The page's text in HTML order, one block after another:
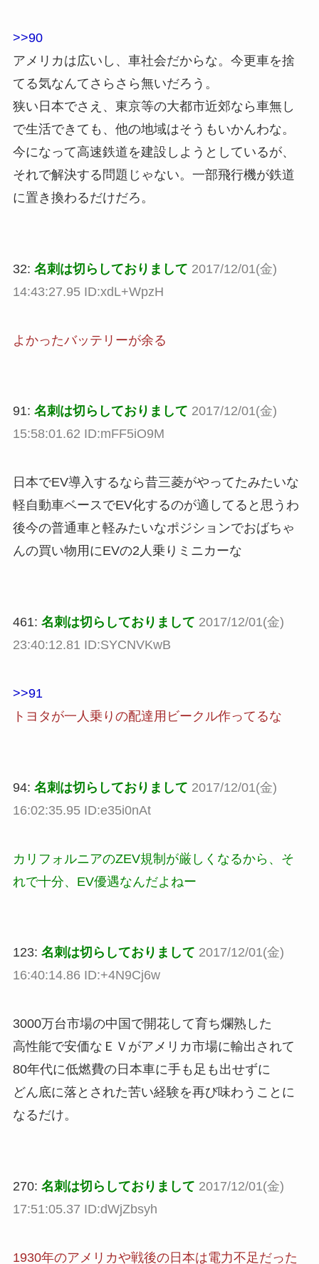
>>90
アメリカは広いし、車社会だからな。今更車を捨
てる気なんてさらさら無いだろう。
狭い日本でさえ、東京等の大都市近郊なら車無し
で生活できても、他の地域はそうもいかんわな。
今になって高速鉄道を建設しようとしているが、
それで解決する問題じゃない。一部飛行機が鉄道
に置き換わるだけだろ。
32: 名刺は切らしておりまして 2017/12/01(金)
14:43:27.95 ID:xdL+WpzH
よかったバッテリーが余る
91: 名刺は切らしておりまして 2017/12/01(金)
15:58:01.62 ID:mFF5iO9M
日本でEV導入するなら昔三菱がやってたみたいな
軽自動車ベースでEV化するのが適してると思うわ
後今の普通車と軽みたいなポジションでおばちゃ
んの買い物用にEVの2人乗りミニカーな
461: 名刺は切らしておりまして 2017/12/01(金)
23:40:12.81 ID:SYCNVKwB
>>91
トヨタが一人乗りの配達用ビークル作ってるな
94: 名刺は切らしておりまして 2017/12/01(金)
16:02:35.95 ID:e35i0nAt
カリフォルニアのZEV規制が厳しくなるから、そ
れで十分、EV優遇なんだよねー
123: 名刺は切らしておりまして 2017/12/01(金)
16:40:14.86 ID:+4N9Cj6w
3000万台市場の中国で開花して育ち爛熟した
高性能で安価なＥＶがアメリカ市場に輸出されて
80年代に低燃費の日本車に手も足も出せずに
どん底に落とされた苦い経験を再び味わうことに
なるだけ。
270: 名刺は切らしておりまして 2017/12/01(金)
17:51:05.37 ID:dWjZbsyh
1930年のアメリカや戦後の日本は電力不足だった